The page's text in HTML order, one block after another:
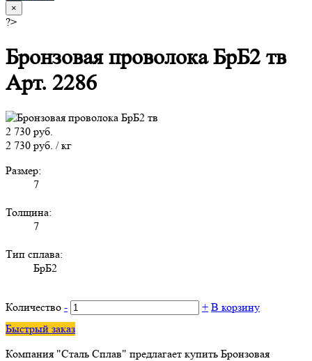
×
?>
Бронзовая проволока БрБ2 тв
Арт. 2286
2 730 руб.
2 730 руб. / кг
Размер:
7
Толщина:
7
Тип сплава:
БрБ2
Количество - + В корзину
Быстрый заказ
Компания "Сталь Сплав" предлагает купить Бронзовая